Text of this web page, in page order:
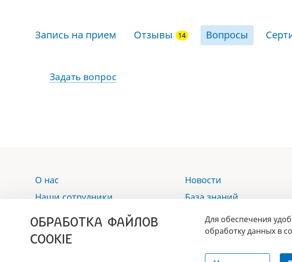
Запись на прием Отзывы Вопросы
Задать вопрос
О нас
Наши сотрудники
Новости
База знаний
Отзывы
Контакты
ОБРАБОТКА ФАЙЛОВ
COOKIE
Для обеспечения
обработку данных в